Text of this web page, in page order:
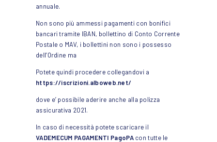
annuale.
Non sono più ammessi pagamenti con bonifici
bancari tramite IBAN, bollettino di Conto Corrente
Postale o MAV, i bollettini non sono i possesso
dell’Ordine ma
Potete quindi procedere collegandovi a
https://iscrizioni.alboweb.net/
dove e’ possibile aderire anche alla polizza
assicurativa 2021.
In caso di necessità potete scaricare il
VADEMECUM PAGAMENTI PagoPA con tutte le